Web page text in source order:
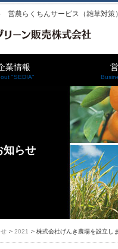
農らくちんサービス（雑草対
業情報
"SEDIA"
知らせ
2021 株式会社げんき農場を設立し